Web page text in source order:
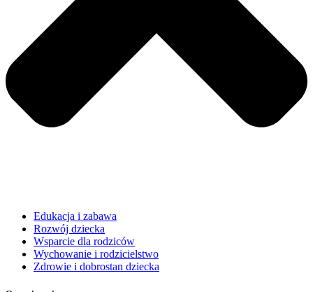
Edukacja i zabawa
Rozwój dziecka
Wsparcie dla rodziców
Wychowanie i rodzicielstwo
Zdrowie i dobrostan dziecka